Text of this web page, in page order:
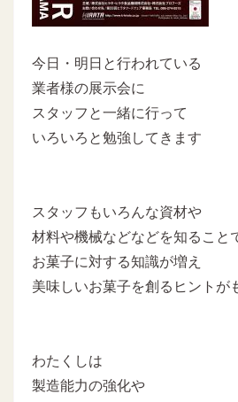
今日・明日と行われている
業者様の展示会に
スタッフと一緒に行って
いろいろと勉強してきます
スタッフもいろんな資材や
材料や機械などなどを知ること
お菓子に対する知識が増え
美味しいお菓子を創るヒントが
わたくしは
製造能力の強化や